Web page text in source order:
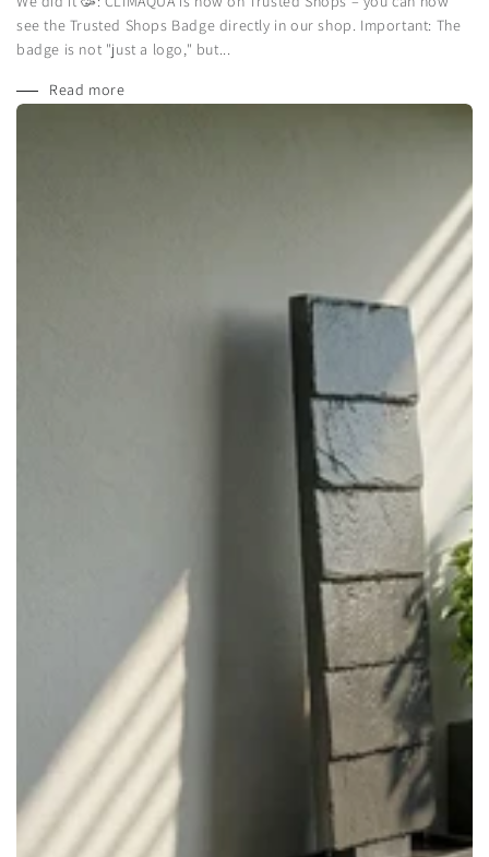
see the Trusted Shops Badge directly in our shop. Important: The
badge is not "just a logo," but...
Read more